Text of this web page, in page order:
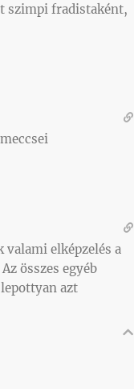
szimpi fradistaként,
valami elképzelés a
összes egyéb
azt